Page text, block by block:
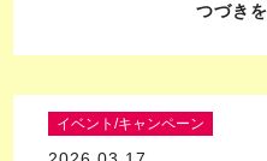
つづき
イベント/キャンペーン